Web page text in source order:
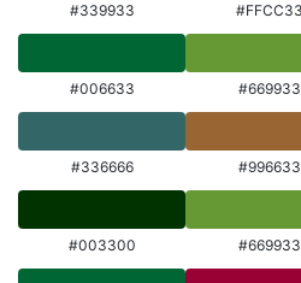
#339933 #FFCC33
#006633 #669933
#336666 #996633
#003300 #669933